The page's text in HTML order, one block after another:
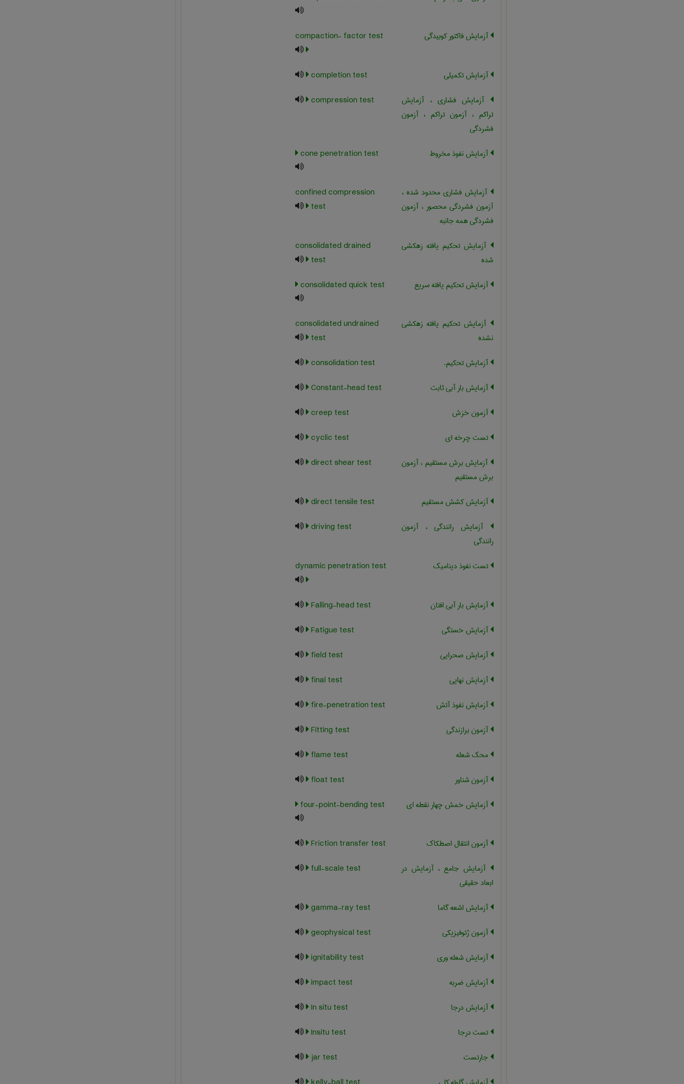
آزمایش فاکتور کوبیدگی compaction- factor test
آزمایش تکمیلی
completion test
آزمایش فشاری ، آزمایش
تراکم ، آزمون تراکم ، آزمون
فشردگی
compression test
آزمایش نفوذ مخروط cone penetration test
آزمایش فشاری محدود شده ،
آزمون فشردگی محصور ، آزمون
فشردگی همه جانبه
confined compression
test
آزمایش تحکیم یافته زهکشی
شده
consolidated drained
test
آزمایش تحکیم یافته سریع
consolidated quick test
آزمایش تحکیم یافته زهکشی
نشده
consolidated undrained
test
آزمایش تحکیم.
consolidation test
آزمایش بار آبی ثابت
Constant-head test
آزمون خزش
creep test
تست چرخه ای
cyclic test
آزمایش برش مستقیم ، آزمون
برش مستقیم
direct shear test
آزمایش کشش مستقیم
direct tensile test
آزمایش رانندگی ، آزمون
رانندگی
driving test
تست نفوذ دینامیک dynamic penetration test
آزمایش بار آبی افتان
Falling-head test
آزمایش خستگی
Fatigue test
آزمایش صحرایی
field test
آزمایش نهایی
final test
آزمایش نفوذ آتش
fire-penetration test
آزمون برازندگی
Fitting test
محک شعله
flame test
آزمون شناور
float test
آزمایش خمش چهار نقطه ای
four-point-bending test
آزمون انتقال اصطکاک
Friction transfer test
آزمایش جامع ، آزمایش در
ابعاد حقیقی
full-scale test
آزمایش اشعه گاما
gamma-ray test
آزمون ژئوفیزیکی
geophysical test
آزمایش شعله وری
ignitability test
آزمایش ضربه
impact test
آزمایش درجا
In situ test
تست درجا
Insitu test
جارتست
jar test